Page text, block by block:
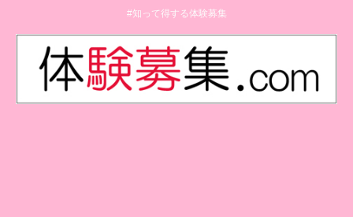
#知って得する体験募集